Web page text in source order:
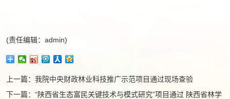
(责任编辑：admin)
上一篇： 我院中央财政林业科技推广示范项目通过现场查验
下一篇： “陕西省生态富民关键技术与模式研究”项目通过 陕西省林学